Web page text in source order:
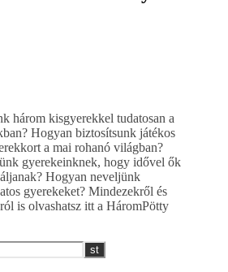
három kisgyerekkel tudatosan a
Hogyan biztosítsunk játékos
a mai rohanó világban?
gyerekeinknek, hogy idővel ők
Hogyan neveljünk
gyerekeket? Mindezekről és
is olvashatsz itt a HáromPötty